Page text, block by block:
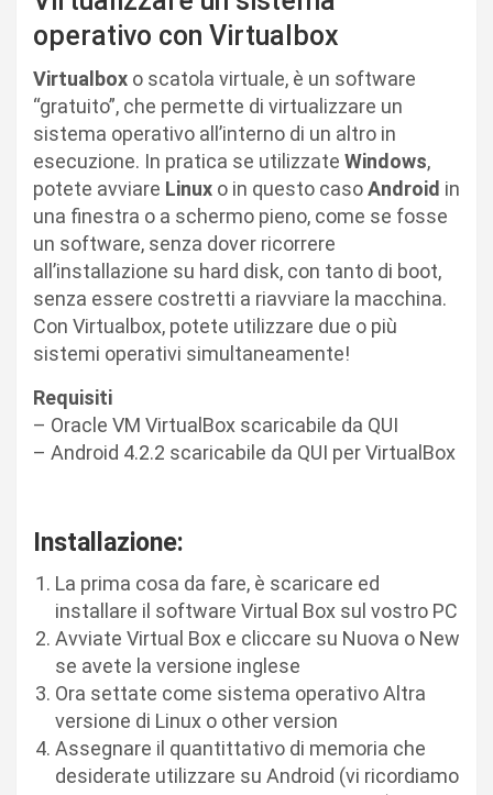
operativo con Virtualbox
Virtualbox o scatola virtuale, è un software
“gratuito”, che permette di virtualizzare un
sistema operativo all’interno di un altro in
esecuzione. In pratica se utilizzate Windows,
potete avviare Linux o in questo casoAndroid in
una finestra o a schermo pieno, come se fosse
un software, senza dover ricorrere
all’installazione su hard disk, con tanto di boot,
senza essere costretti a riavviare la macchina.
Con Virtualbox, potete utilizzare due o più
sistemi operativi simultaneamente!
Requisiti
– Oracle VM VirtualBox scaricabile da QUI
– Android 4.2.2 scaricabile da QUI per VirtualBox
Installazione:
La prima cosa da fare, è scaricare ed
installare il software Virtual Box sul vostro PC
Avviate Virtual Box e cliccare su Nuova o New
se avete la versione inglese
Ora settate come sistema operativo Altra
versione di Linux o other version
Assegnare il quantittativo di memoria che
desiderate utilizzare su Android (vi ricordiamo